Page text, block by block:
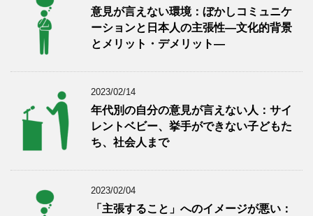
意見が言えない環境：ぼかしコミュニケ
ーションと日本人の主張性―文化的背景
とメリット・デメリット―
2023/02/14
年代別の自分の意見が言えない人：サイ
レントベビー、挙手ができない子どもた
ち、社会人まで
2023/02/04
「主張すること」へのイメージが悪い：